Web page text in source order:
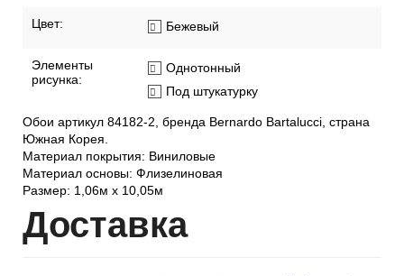
Цвет: Бежевый
Элементы
рисунка:
Однотонный
Под штукатурку
Обои артикул 84182-2, бренда Bernardo Bartalucci, страна
Южная Корея.
Материал покрытия: Виниловые
Материал основы: Флизелиновая
Размер: 1,06м х 10,05м
Доставка